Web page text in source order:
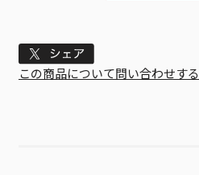
Tweet
この商品について問い合わせする